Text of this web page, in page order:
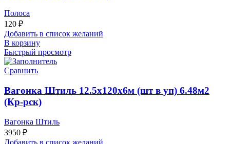
Полоса
120 ₽
Добавить в список желаний
В корзину
Быстрый просмотр
Сравнить
Вагонка Штиль 12.5х120х6м (шт в уп) 6.48м2
(Кр-рск)
Вагонка Штиль
3950 ₽
Добавить в список желаний